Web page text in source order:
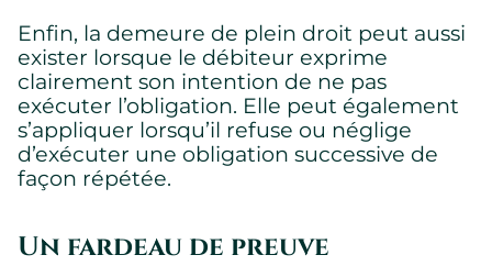
Enfin, la demeure de plein droit peut aussi
exister lorsque le débiteur exprime
clairement son intention de ne pas
exécuter l’obligation. Elle peut également
s’appliquer lorsqu’il refuse ou néglige
d’exécuter une obligation successive de
façon répétée.
Un fardeau de preuve
correctement.
Montrer les détails des témoins